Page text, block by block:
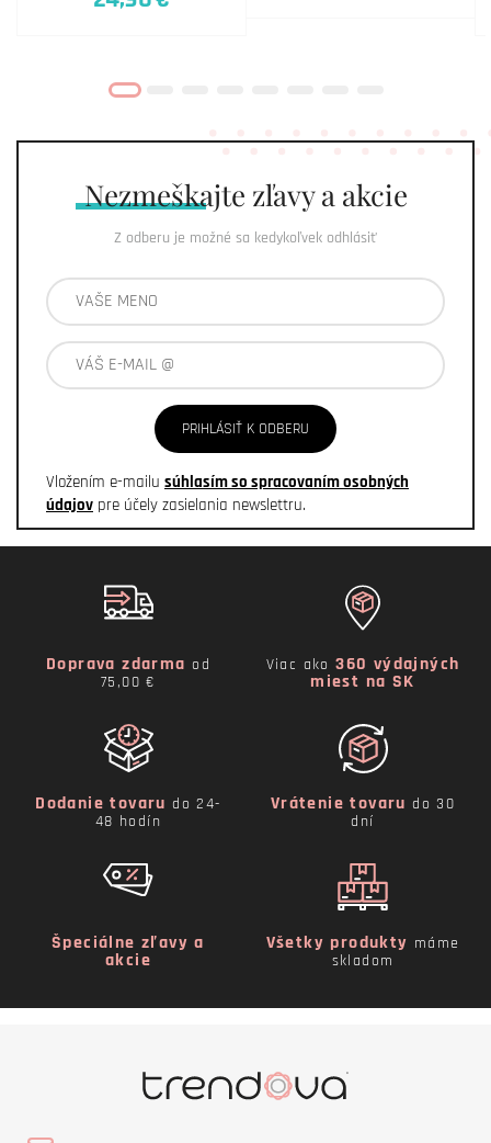
Nezmeškajte zľavy a akcie
Z odberu je možné sa kedykoľvek odhlásiť
PRIHLÁSIŤ K ODBERU
Vložením e-mailu súhlasím so spracovaním osobných
údajov pre účely zasielania newslettru.
Doprava zdarma od
75,00 €
Viac ako360 výdajných
miest na SK
Dodanie tovaru do 24-
48 hodín
Vrátenie tovaru do 30
dní
Špeciálne zľavy a
akcie
Všetky produkty máme
skladom